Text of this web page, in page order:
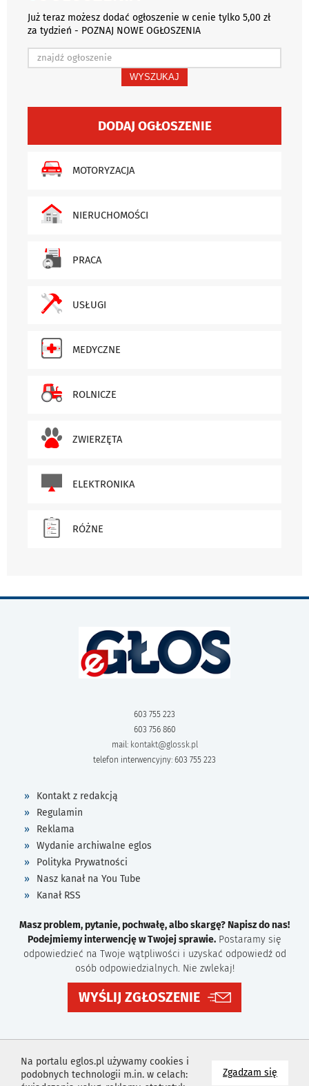
Zgadzam się
Na portalu eglos.pl używamy cookies i
podobnych technologii m.in. w celach:
Już teraz możesz dodać ogłoszenie w cenie tylko 5,00 zł
za tydzień - POZNAJ NOWE OGŁOSZENIA
WYSZUKAJ
DODAJ OGŁOSZENIE
MOTORYZACJA
NIERUCHOMOŚCI
PRACA
USŁUGI
MEDYCZNE
ROLNICZE
ZWIERZĘTA
ELEKTRONIKA
RÓŻNE
603 755 223
603 756 860
mail: kontakt@glossk.pl
telefon interwencyjny: 603 755 223
Kontakt z redakcją
Regulamin
Reklama
Wydanie archiwalne eglos
Polityka Prywatności
Nasz kanał na You Tube
Kanał RSS
Masz problem, pytanie, pochwałę, albo skargę? Napisz do nas!
Podejmiemy interwencję w Twojej sprawie. Postaramy się
odpowiedzieć na Twoje wątpliwości i uzyskać odpowiedź od
osób odpowiedzialnych. Nie zwlekaj!
WYŚLIJ ZGŁOSZENIE